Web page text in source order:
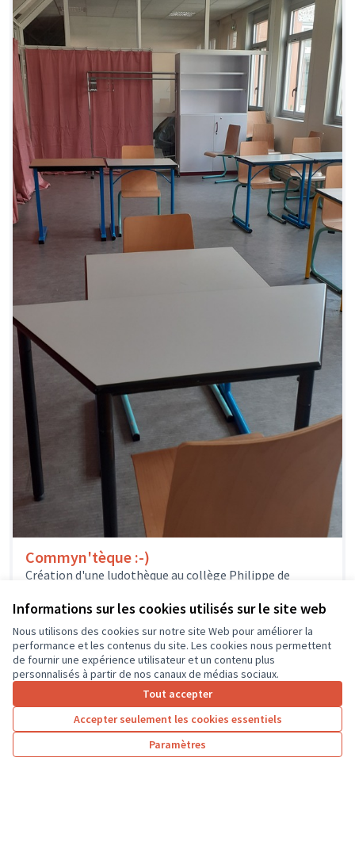
Informations sur les cookies utilisés sur le site web
Nous utilisons des cookies sur notre site Web pour améliorer la
performance et les contenus du site. Les cookies nous permettent
de fournir une expérience utilisateur et un contenu plus
personnalisés à partir de nos canaux de médias sociaux.
Tout accepter
Accepter seulement les cookies essentiels
Paramètres
Commyn'tèque :-)
Création d'une ludothèque au collège Philippe de
mobilier. Les élèves du...
Résultats par page : 25
3 … 7